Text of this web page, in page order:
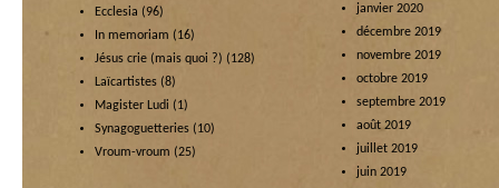
Ecclesia (96)
In memoriam (16)
Jésus crie (mais quoi ?) (128)
Laïcartistes (8)
Magister Ludi (1)
Synagoguetteries (10)
Vroum-vroum (25)
janvier 2020
décembre 2019
novembre 2019
octobre 2019
septembre 2019
août 2019
juillet 2019
juin 2019